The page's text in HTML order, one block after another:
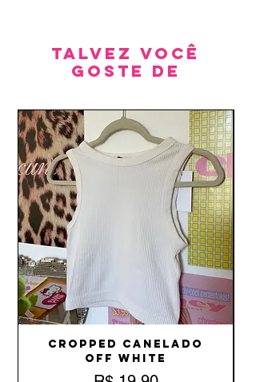
Talvez você
goste de
Cropped Canelado
Off White